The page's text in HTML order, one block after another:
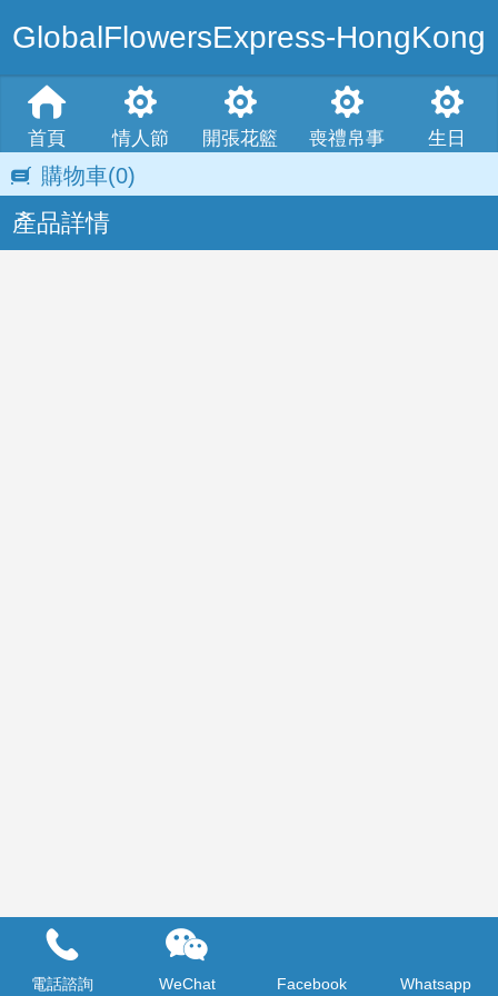
GlobalFlowersExpress-HongKong
首頁 情人節 開張花籃 喪禮帛事 生日
購物車(0)
產品詳情
開張花牌 開幕 擴張 喬遷 表演 展覽 恭賀 商務 祝福
開業花籃 &nbsp;沙田網上花店 香港九龍新界送花
電話諮詢 WeChat Facebook Whatsapp